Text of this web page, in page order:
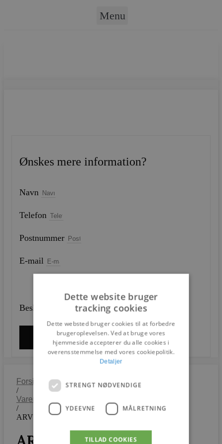
Menu
Ønskes mere information?
Navn
Telefon
Postnummer
E-mail
Besked
SEND
Forside
/
Varer
/
ARV spisebordsstol
Dette website bruger
tracking cookies
Dette websted bruger cookies til at forbedre
brugeroplevelsen. Ved at bruge vores
hjemmeside accepterer du alle cookies i
overensstemmelse med vores cookiepolitik.
Detaljer
STRENGT NØDVENDIGE
YDEEVNE MÅLRETNING
TILLAD COOKIES